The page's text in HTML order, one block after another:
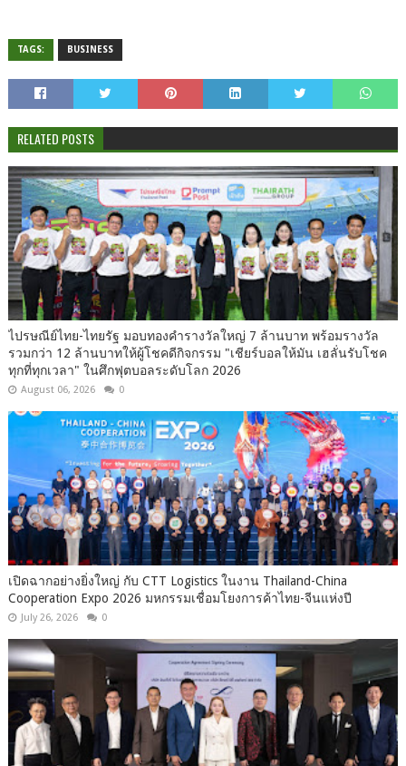
TAGS: BUSINESS
RELATED POSTS
ไปรษณีย์ไทย-ไทยรัฐ มอบทองคำรางวัลใหญ่ 7 ล้านบาท พร้อมรางวัล
รวมกว่า 12 ล้านบาทให้ผู้โชคดีกิจกรรม "เชียร์บอลให้มัน เฮลั่นรับโชค
ทุกที่ทุกเวลา" ในศึกฟุตบอลระดับโลก 2026
August 06, 2026 0
เปิดฉากอย่างยิ่งใหญ่ กับ CTT Logistics ในงาน Thailand-China
Cooperation Expo 2026 มหกรรมเชื่อมโยงการค้าไทย-จีนแห่งปี
July 26, 2026 0